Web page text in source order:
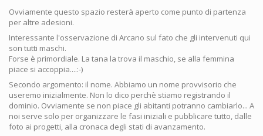
Ovviamente questo spazio resterà aperto come punto di partenza
per altre adesioni.
Interessante l'osservazione di Arcano sul fato che gli intervenuti qui
son tutti maschi.
Forse è primordiale. La tana la trova il maschio, se alla femmina
piace si accoppia....:-)
Secondo argomento: il nome. Abbiamo un nome provvisorio che
useremo inizialmente. Non lo dico perchè stiamo registrando il
dominio. Ovviamente se non piace gli abitanti potranno cambiarlo... A
noi serve solo per organizzare le fasi iniziali e pubblicare tutto, dalle
foto ai progetti, alla cronaca degli stati di avanzamento.